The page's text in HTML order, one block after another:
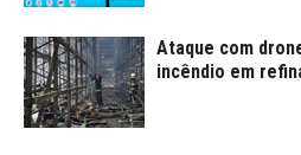
Ataque com
incêndio em